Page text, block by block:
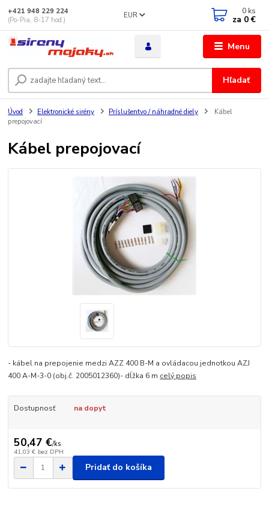
Menu
EUR
Hľadať
+421 948 229 224
(Po-Pia, 8-17 hod.)
0 ks
za 0 €
Úvod Elektronické sirény Príslušentvo / náhradné diely
Kábel
prepojovací
Kábel prepojovací
- kábel na prepojenie medzi AZZ 400 B-M a ovládacou jednotkou AZJ
400 A-M-3-0 (obj.č. 2005012360)- dĺžka 6 m celý popis
Dostupnosť na dopyt
50,47 €/ks
41,03 € bez DPH
Pridať do košíka